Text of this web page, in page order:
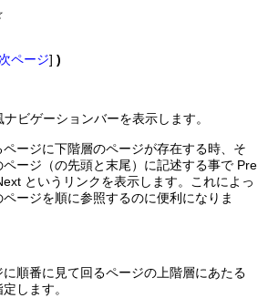
ページ])
ナビゲーションバーを表示します。
ページに下階層のページが存在する時、そ
ページ（の先頭と末尾）に記述する事で Pre
というリンクを表示します。これによっ
ージを順に参照するのに便利になりま
に順番に見て回るページの上階層にあたる
します。